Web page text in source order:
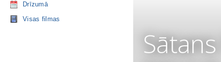
Drīzumā
Visas filmas